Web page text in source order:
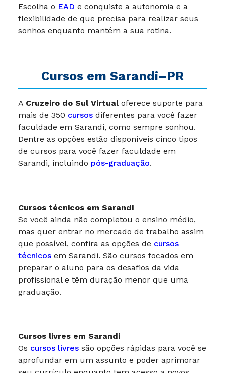
Escolha o EAD e conquiste a autonomia e a
flexibilidade de que precisa para realizar seus
sonhos enquanto mantém a sua rotina.
Cursos em Sarandi–PR
A Cruzeiro do Sul Virtualoferece suporte para
mais de 350 cursos diferentes para você fazer
faculdade em Sarandi, como sempre sonhou.
Dentre as opções estão disponíveis cinco tipos
de cursos para você fazer faculdade em
Sarandi, incluindo pós-graduação.
Cursos técnicos em Sarandi
Se você ainda não completou o ensino médio,
mas quer entrar no mercado de trabalho assim
que possível, confira as opções de cursos
técnicos em Sarandi. São cursos focados em
preparar o aluno para os desafios da vida
profissional e têm duração menor que uma
graduação.
Cursos livres em Sarandi
Os cursos livres são opções rápidas para você se
aprofundar em um assunto e poder aprimorar